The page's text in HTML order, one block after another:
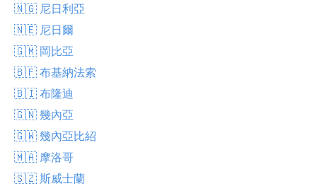
🇳🇬 尼日利亞
🇳🇪 尼日爾
🇬🇲 岡比亞
🇧🇫 布基納法索
🇧🇮 布隆迪
🇬🇳 幾內亞
🇬🇼 幾內亞比紹
🇲🇦 摩洛哥
🇸🇿 斯威士蘭